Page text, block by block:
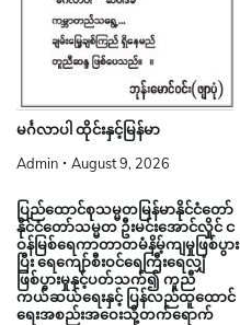
မင်္ဂလာပါ ထိုင်းနှင့်မြန်မာ
Admin August 9, 2026
ပြည်ထောင်စုသမ္မတမြန်မာနိုင်ငံတော်
နိုင်ငံတော်သမ္မတ ဦးမင်းအောင်လှိုင် င
ဝန်မြစ်ရေကာတာတမံနိမ့်ကျမှုဖြစ်ပွား
ပြီး ရေကျော်စီးဝင်ရေကြီးရေလျှံ
ဖြစ်ပွားမှုနှင့်ပတ်သက်၍ ကူညီ
ကယ်ဆယ်ရေးနှင့် ပြန်လည်ထူထောင်
ရေးအစည်းအဝေးသို့တက်ရောက်